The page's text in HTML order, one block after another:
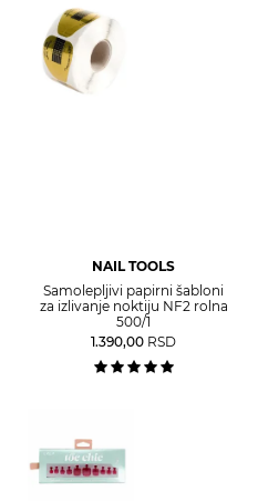
NAIL TOOLS
Samolepljivi papirni šabloni
za izlivanje noktiju NF2 rolna
500/1
1.390,00 RSD